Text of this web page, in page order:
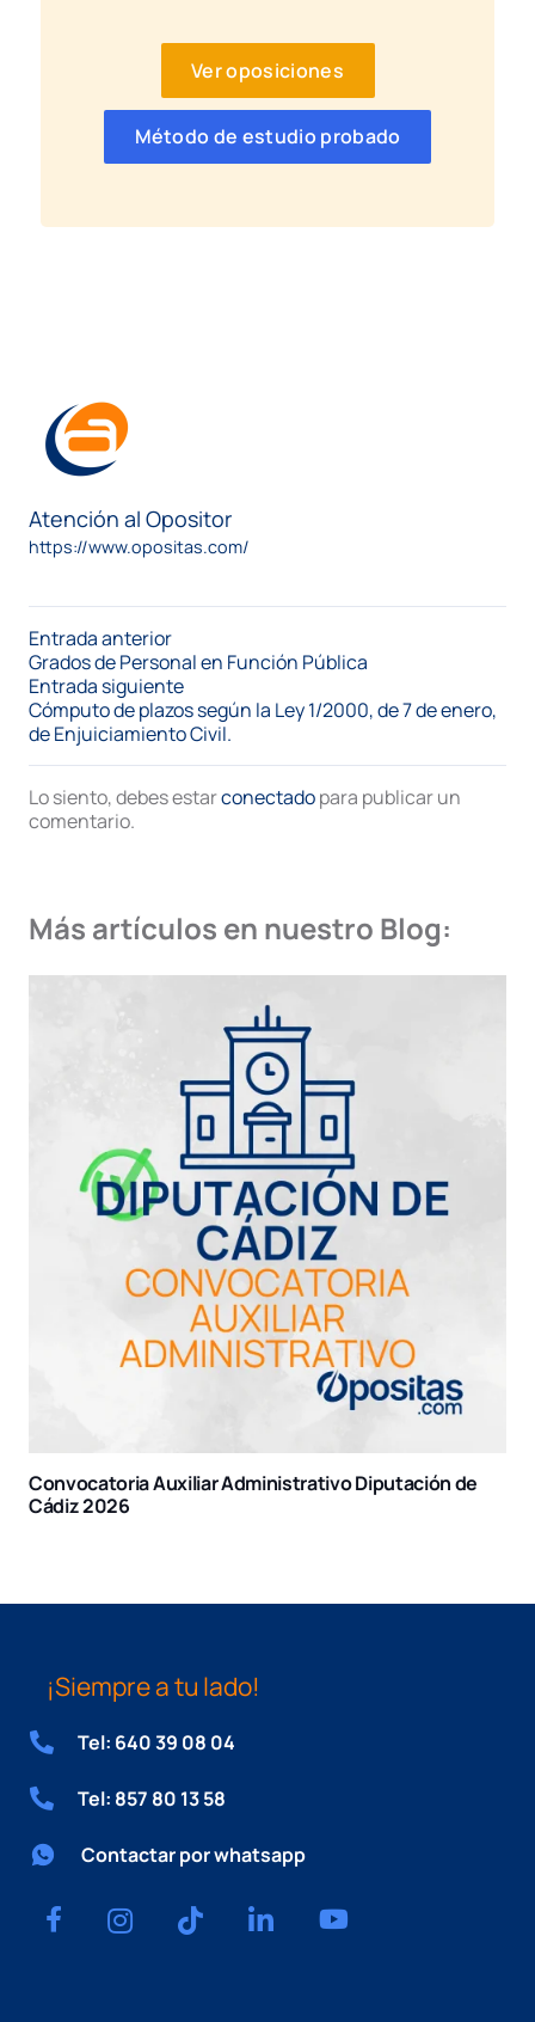
Ver oposiciones
Método de estudio probado
Atención al Opositor
https://www.opositas.com/
Entrada anterior
Grados de Personal en Función Pública
Entrada siguiente
Cómputo de plazos según la Ley 1/2000, de 7 de enero,
de Enjuiciamiento Civil.
Lo siento, debes estarconectadopara publicar un
comentario.
Más artículos en nuestro Blog:
Convocatoria Auxiliar Administrativo Diputación de
Cádiz 2026
¡Siempre a tu lado!
Tel: 640 39 08 04
Tel: 857 80 13 58
Contactar por whatsapp